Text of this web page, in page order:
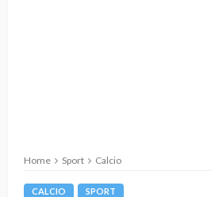
Home Sport Calcio
CALCIO SPORT